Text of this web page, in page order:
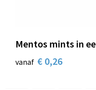
Mentos mints in
vanaf € 0,26